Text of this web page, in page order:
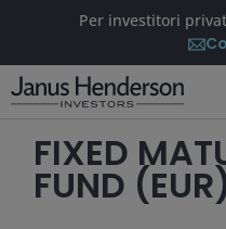
Per investitori
FIXED
FUND